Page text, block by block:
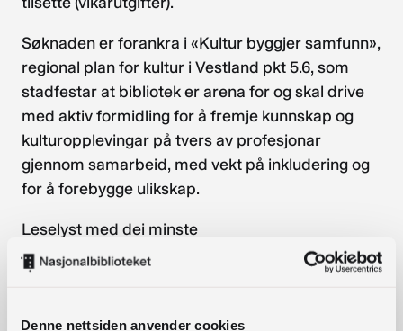
Denne nettsiden anvender cookies
Søknaden er forankra i «Kultur byggjer samfunn»,
regional plan for kultur i Vestland pkt 5.6, som
stadfestar at bibliotek er arena for og skal drive
med aktiv formidling for å fremje kunnskap og
kulturopplevingar på tvers av profesjonar
gjennom samarbeid, med vekt på inkludering og
for å forebygge ulikskap.
Leselyst med dei minste
Midlar søkt til aktiv formidling blir sett i
samanheng med læringsressursen «Leselyst
fylkeskommunen ønskjer å nå ut til alle